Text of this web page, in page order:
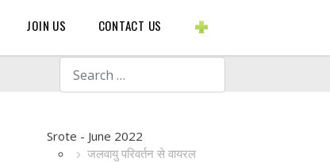
Search
JOIN US CONTACT US
Srote - June 2022
जलवायु परिवर्तन से वायरल